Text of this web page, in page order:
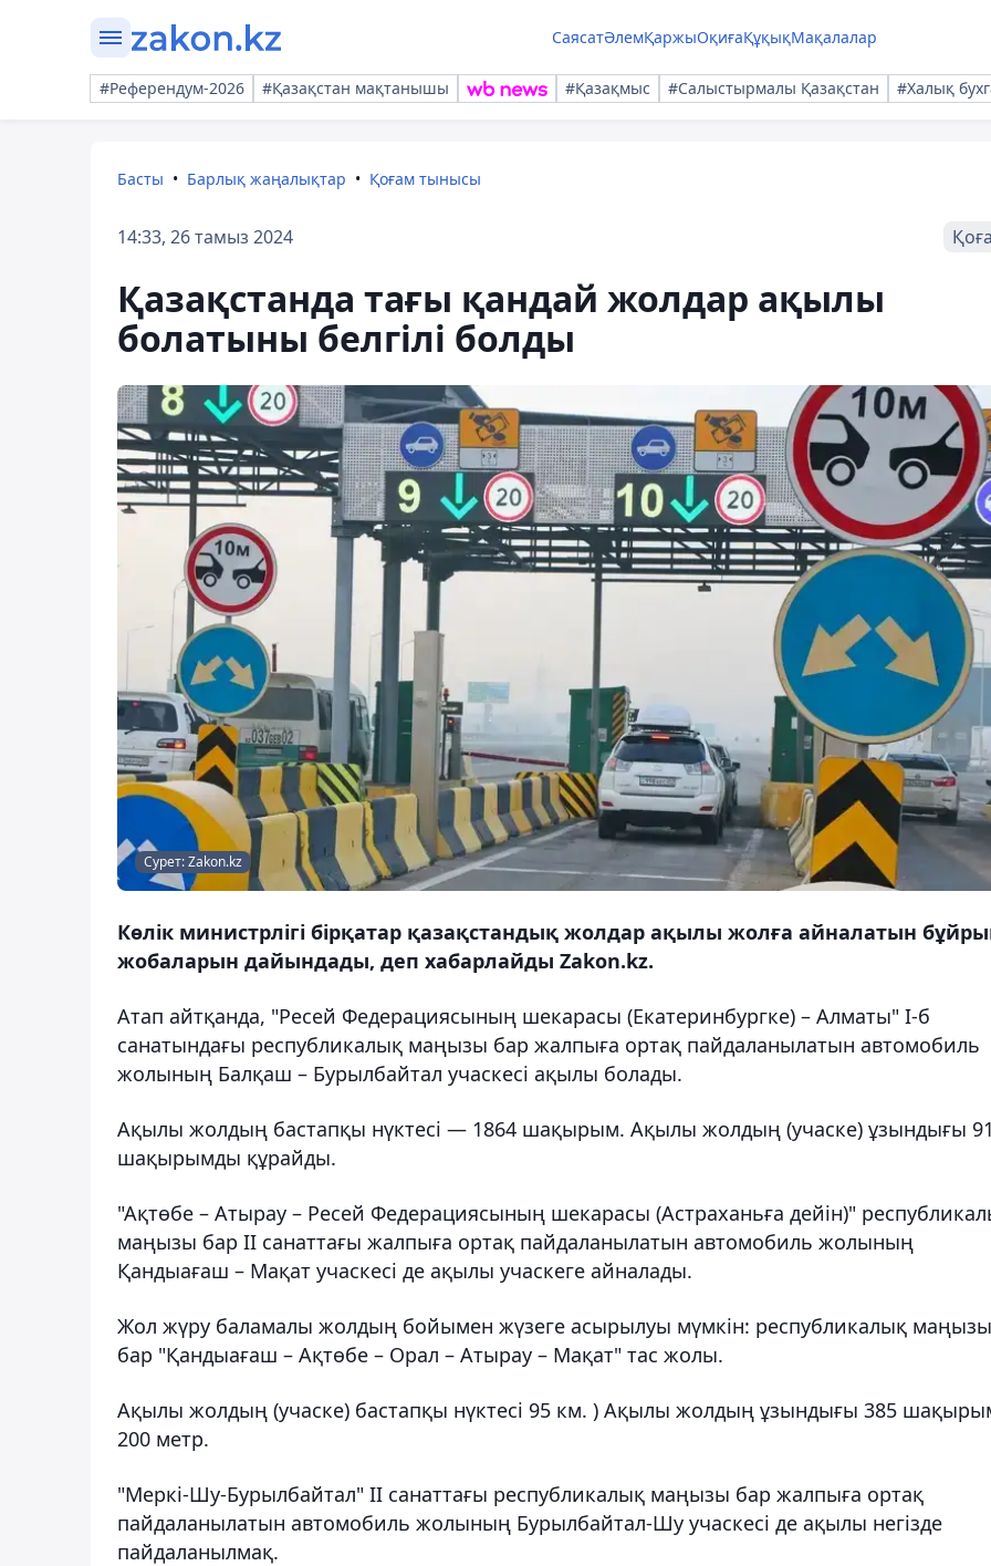
СаясатӘлемҚаржыОқиғаҚұқықМақалалар
#Референдум-2026 #Қазақстан мақтанышы #Қазақмыс #Салыстырмалы Қазақстан #Халық
Басты Барлық жаңалықтар Қоғам тынысы
14:33, 26 тамыз 2024
Қазақстанда тағы қандай жолдар ақылы
болатыны белгілі болды
Сурет: Zakon.kz
Көлік министрлігі бірқатар қазақстандық жолдар ақылы жолға айналатын
жобаларын дайындады, деп хабарлайды Zakon.kz.
Атап айтқанда, "Ресей Федерациясының шекарасы (Екатеринбургке) – Алматы" I-б
санатындағы республикалық маңызы бар жалпыға ортақ пайдаланылатын автомобиль
жолының Балқаш – Бурылбайтал учаскесі ақылы болады.
Ақылы жолдың бастапқы нүктесі — 1864 шақырым. Ақылы жолдың (учаске) ​​ұзындығы
шақырымды құрайды.
"Ақтөбе – Атырау – Ресей Федерациясының шекарасы (Астраханьға дейін)"
маңызы бар ІІ санаттағы жалпыға ортақ пайдаланылатын автомобиль жолының
Қандыағаш – Мақат учаскесі де ақылы учаскеге айналады.
Жол жүру баламалы жолдың бойымен жүзеге асырылуы мүмкін: республикалық маңызы
бар "Қандыағаш – Ақтөбе – Орал – Атырау – Мақат" тас жолы.
Ақылы жолдың (учаске) ​​бастапқы нүктесі 95 км. ) Ақылы жолдың ұзындығы 385
200 метр.
"Меркі-Шу-Бурылбайтал" ІІ санаттағы республикалық маңызы бар жалпыға ортақ
пайдаланылатын автомобиль жолының Бурылбайтал-Шу учаскесі де ақылы негізде
пайдаланылмақ.